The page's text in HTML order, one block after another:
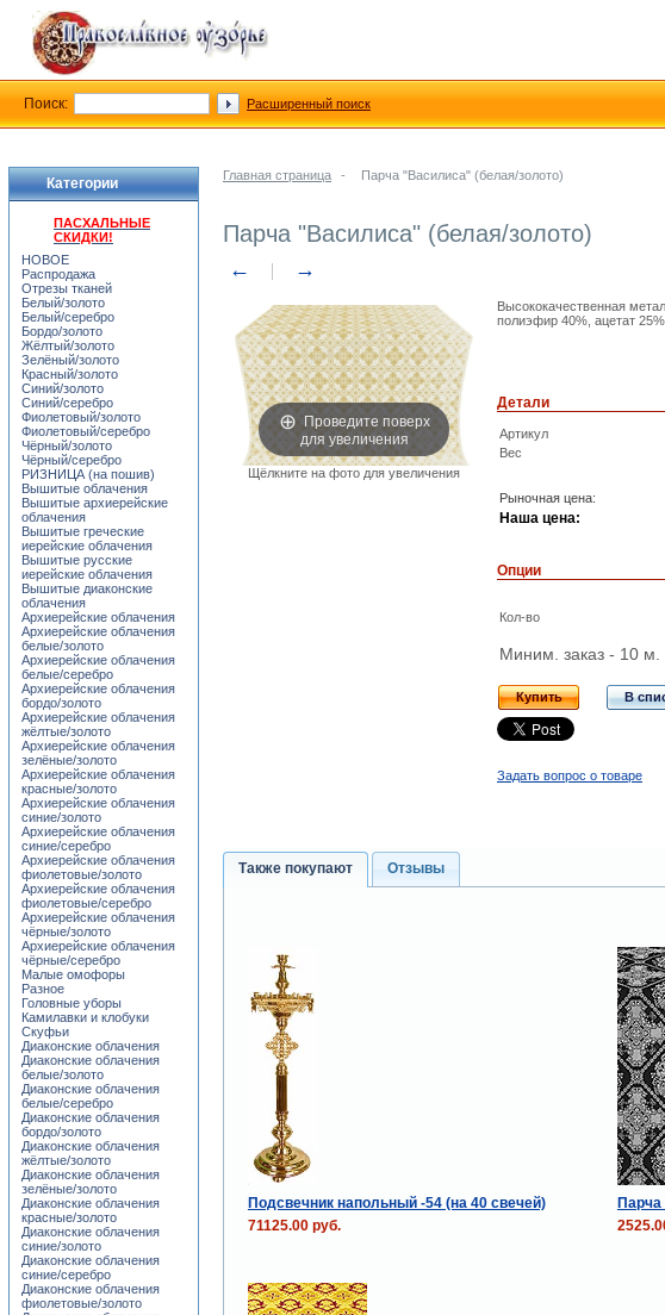
Главная страница - Парча "Василиса" (белая/золото)
Парча "Василиса" (белая/золото)
← →
Проведите поверх
для увеличения
Щёлкните на фото для увеличения
Высококачественная
полиэфир 40%, ацетат
Детали
Артикул
Вес
Рыночная цена:
Наша цена:
Опции
Кол-во
Миним. заказ - 10 м.
Купить В
Задать вопрос о товаре
Также покупают Отзывы
Подсвечник напольный -54 (на 40 свечей) Парча
71125.00 руб.
Категории
ПАСХАЛЬНЫЕ
СКИДКИ!
НОВОЕ
Распродажа
Отрезы тканей
Белый/золото
Белый/серебро
Бордо/золото
Жёлтый/золото
Зелёный/золото
Красный/золото
Синий/золото
Синий/серебро
Фиолетовый/золото
Фиолетовый/серебро
Чёрный/золото
Чёрный/серебро
РИЗНИЦА (на пошив)
Вышитые облачения
Вышитые архиерейские
облачения
Вышитые греческие
иерейские облачения
Вышитые русские
иерейские облачения
Вышитые диаконские
облачения
Архиерейские облачения
Архиерейские облачения
белые/золото
Архиерейские облачения
белые/серебро
Архиерейские облачения
бордо/золото
Архиерейские облачения
жёлтые/золото
Архиерейские облачения
зелёные/золото
Архиерейские облачения
красные/золото
Архиерейские облачения
синие/золото
Архиерейские облачения
синие/серебро
Архиерейские облачения
фиолетовые/золото
Архиерейские облачения
фиолетовые/серебро
Архиерейские облачения
чёрные/золото
Архиерейские облачения
чёрные/серебро
Малые омофоры
Разное
Головные уборы
Камилавки и клобуки
Скуфьи
Диаконские облачения
Диаконские облачения
белые/золото
Диаконские облачения
белые/серебро
Диаконские облачения
бордо/золото
Диаконские облачения
жёлтые/золото
Диаконские облачения
зелёные/золото
Диаконские облачения
красные/золото
Диаконские облачения
синие/золото
Диаконские облачения
синие/серебро
Диаконские облачения
фиолетовые/золото
Поиск: Расширенный поиск